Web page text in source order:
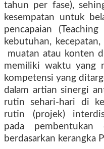
tahun per fase),
kesempatan untuk
pencapaian
kebutuhan,
muatan atau konten
memiliki waktu yang
kompetensi yang
dalam artian sinergi
rutin sehari-hari di
rutin (projek)
pada pembentukan
berdasarkan kerangka